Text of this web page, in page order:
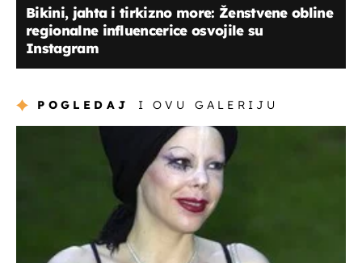
Bikini, jahta i tirkizno more: Ženstvene obline
regionalne influencerice osvojile su
Instagram
POGLEDAJ I OVU GALERIJU